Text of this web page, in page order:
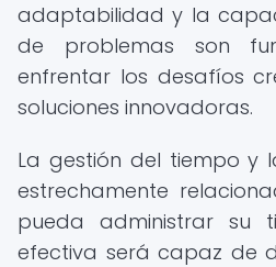
adaptabilidad y la
de problemas son
enfrentar los desafíos
soluciones innovadoras.
La gestión del tiempo y
estrechamente
pueda administrar su
efectiva será capaz de